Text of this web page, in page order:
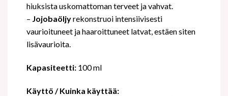
hiuksista uskomattoman terveet ja vahvat.
– Jojobaöljyrekonstruoi intensiivisesti
vaurioituneet ja haaroittuneet latvat, estäen siten
lisävaurioita.
Kapasiteetti:100 ml
Käyttö / Kuinka käyttää: